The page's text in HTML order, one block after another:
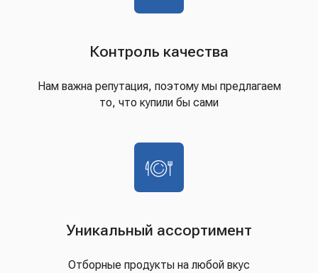
Контроль качества
Нам важна репутация, поэтому мы предлагаем
то, что купили бы сами
Уникальный ассортимент
Отборные продукты на любой вкус